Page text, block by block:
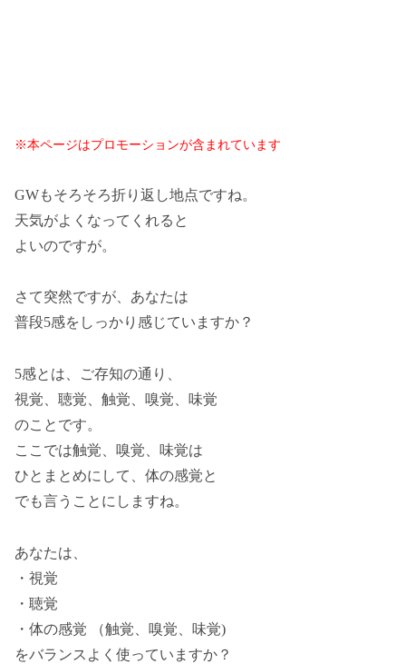
※本ページはプロモーションが含まれています
GWもそろそろ折り返し地点ですね。
天気がよくなってくれると
よいのですが。
さて突然ですが、あなたは
普段5感をしっかり感じていますか？
5感とは、ご存知の通り、
視覚、聴覚、触覚、嗅覚、味覚
のことです。
ここでは触覚、嗅覚、味覚は
ひとまとめにして、体の感覚と
でも言うことにしますね。
あなたは、
・視覚
・聴覚
・体の感覚 （触覚、嗅覚、味覚)
をバランスよく使っていますか？